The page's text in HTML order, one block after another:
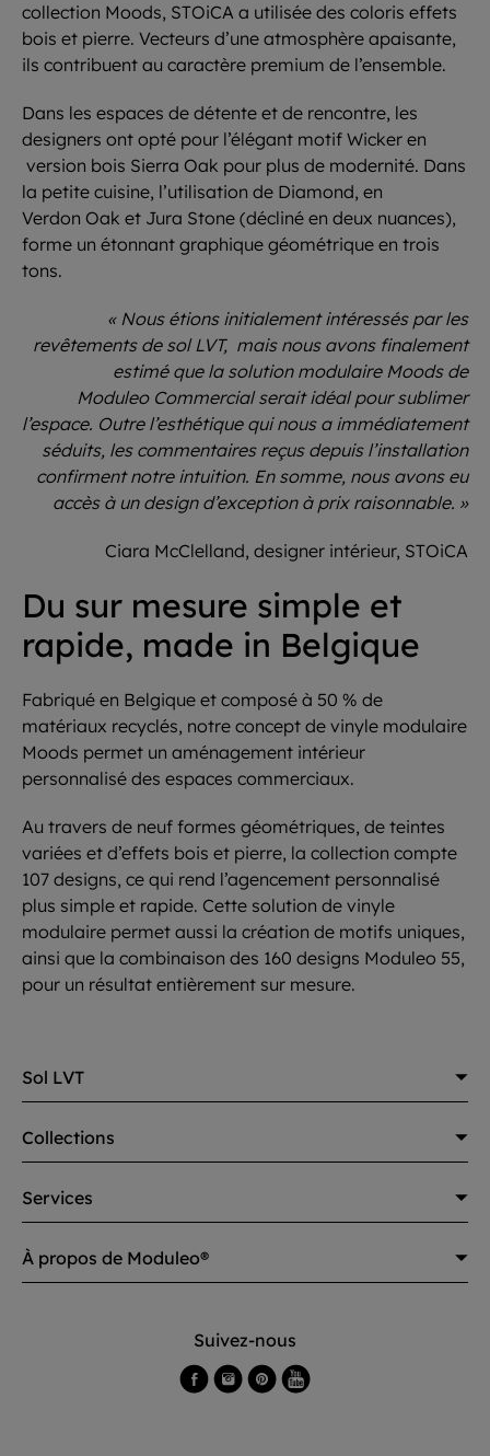
collection Moods, STOiCA a utilisée des coloris effets
bois et pierre. Vecteurs d’une atmosphère apaisante,
ils contribuent au caractère premium de l’ensemble.
Dans les espaces de détente et de rencontre, les
designers ont opté pour l’élégant motif Wicker en
version bois Sierra Oak pour plus de modernité. Dans
la petite cuisine, l’utilisation de Diamond, en
Verdon Oak et Jura Stone (décliné en deux nuances),
forme un étonnant graphique géométrique en trois
tons.
« Nous étions initialement intéressés par les
revêtements de sol LVT, mais nous avons finalement
estimé que la solution modulaire Moods de
Moduleo Commercial serait idéal pour sublimer
l’espace. Outre l’esthétique qui nous a immédiatement
séduits, les commentaires reçus depuis l’installation
confirment notre intuition. En somme, nous avons eu
accès à un design d’exception à prix raisonnable. »
Ciara McClelland, designer intérieur, STOiCA
Du sur mesure simple et
rapide, made in Belgique
Fabriqué en Belgique et composé à 50 % de
matériaux recyclés, notre concept de vinyle modulaire
Moods permet un aménagement intérieur
personnalisé des espaces commerciaux.
Au travers de neuf formes géométriques, de teintes
variées et d’effets bois et pierre, la collection compte
107 designs, ce qui rend l’agencement personnalisé
plus simple et rapide. Cette solution de vinyle
modulaire permet aussi la création de motifs uniques,
ainsi que la combinaison des 160 designs Moduleo 55,
pour un résultat entièrement sur mesure.
Sol LVT
Collections
Services
À propos de Moduleo®
Suivez-nous